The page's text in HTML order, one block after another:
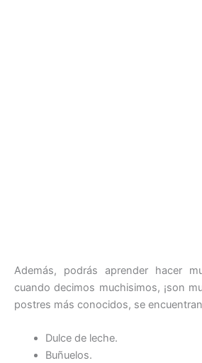
Además, podrás aprender hacer
cuando decimos muchisimos, ¡son
postres más conocidos, se
Dulce de leche.
Buñuelos.